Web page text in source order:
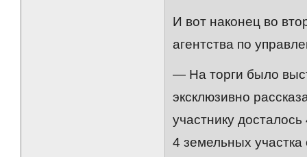
И вот наконец во
агентства по
— На торги было
эксклюзивно
участнику
4 земельных